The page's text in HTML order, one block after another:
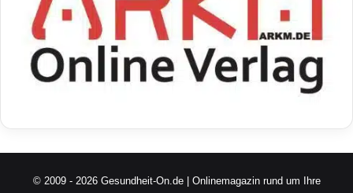
© 2009 - 2026 Gesundheit-On.de | Onlinemagazin rund um Ihre